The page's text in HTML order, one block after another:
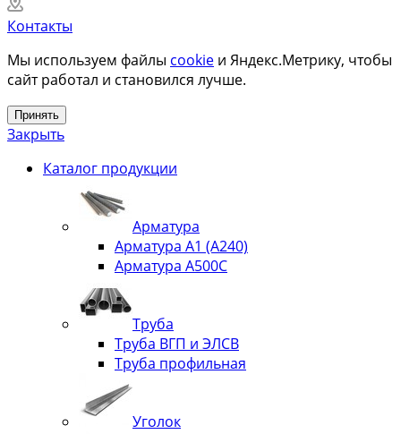
Контакты
Мы используем файлы cookie и Яндекс.Метрику, чтобы
сайт работал и становился лучше.
Принять
Закрыть
Каталог продукции
Арматура
Арматура А1 (А240)
Арматура А500С
Труба
Труба ВГП и ЭЛСВ
Труба профильная
Уголок